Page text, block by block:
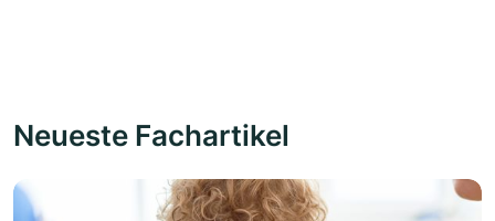
Neueste Fachartikel